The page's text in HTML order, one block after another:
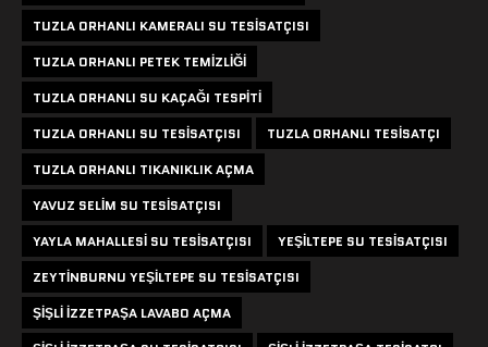
TUZLA ORHANLI KAMERALI SU TESISATÇISI
TUZLA ORHANLI PETEK TEMIZLIĞI
TUZLA ORHANLI SU KAÇAĞI TESPITI
TUZLA ORHANLI SU TESISATÇISI
TUZLA ORHANLI TESISATÇI
TUZLA ORHANLI TIKANIKLIK AÇMA
YAVUZ SELIM SU TESISATÇISI
YAYLA MAHALLESI SU TESISATÇISI
YEŞILTEPE SU TESISATÇISI
ZEYTINBURNU YEŞILTEPE SU TESISATÇISI
ŞIŞLI IZZETPAŞA LAVABO AÇMA